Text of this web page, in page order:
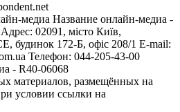
медиа Название онлайн-медиа -
02091, місто Київ,
172-Б, офіс 208/1 E-mail:
Телефон: 044-205-43-00
- R40-06068
материалов, размещённых на
условии ссылки на